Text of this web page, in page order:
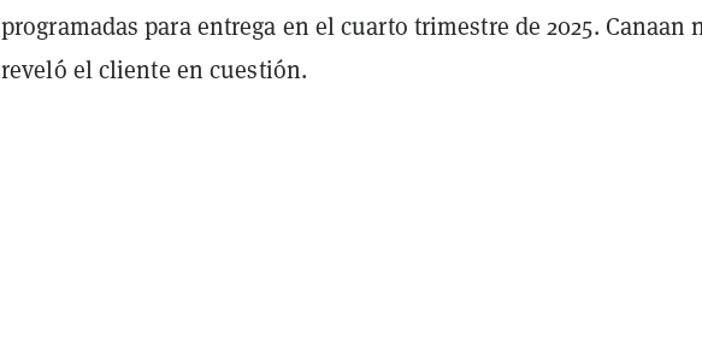
programadas para entrega en el cuarto trimestre de 2025. Canaan
reveló el cliente en cuestión.